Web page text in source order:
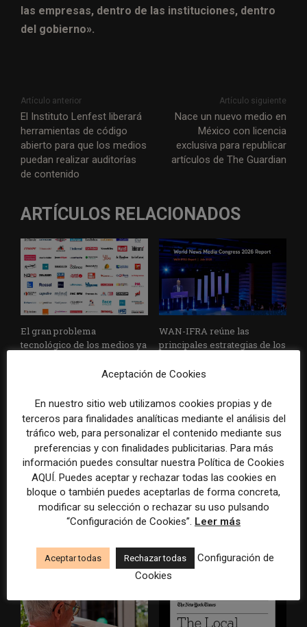
las empresas, dentro de las instituciones, dentro
del gobierno».
Artículo anterior
El Instituto Lenfest liberará
herramientas de código
abierto para que los medios
puedan realizar auditorías
de contenido
Artículo siguiente
Nace un nuevo medio en
México con licencia
exclusiva para republicar
artículos de The Guardian
ARTÍCULOS RELACIONADOS
El gran problema
tecnológico de los medios ya
herramientas, sino su
WAN-IFRA reúne las
principales estrategias de los
de ingresos y los cambios de
Veinte ejemplos de uso de la
IA en redacciones, productos
La bolsa ha borrado hasta el
98% del valor de algunos
tradicionales
Aceptación de Cookies
En nuestro sitio web utilizamos cookies propias y de
terceros para finalidades analíticas mediante el análisis del
tráfico web, para personalizar el contenido mediante sus
preferencias y con finalidades publicitarias. Para más
información puedes consultar nuestra Política de Cookies
AQUÍ. Puedes aceptar y rechazar todas las cookies en
bloque o también puedes aceptarlas de forma concreta,
modificar su selección o rechazar su uso pulsando
“Configuración de Cookies”. Leer más
Aceptar todas Rechazar todas
Configuración de
Cookies